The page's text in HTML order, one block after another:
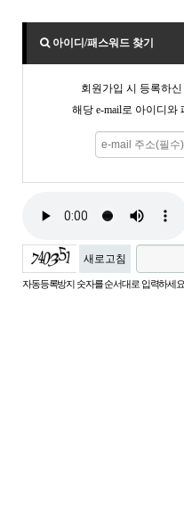
아이디/패스워드 찾기
회원가입 시 등록하
해당 e-mail로 아이디와
새로고침
자동등록방지 숫자를 순서대로 입력하세요.